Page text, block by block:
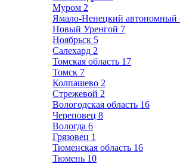
Муром 2
Ямало-Ненецкий автономный
Новый Уренгой 7
Ноябрьск 5
Салехард 2
Томская область 17
Томск 7
Колпашево 2
Стрежевой 2
Вологодская область 16
Череповец 8
Вологда 6
Грязовец 1
Тюменская область 16
Тюмень 10